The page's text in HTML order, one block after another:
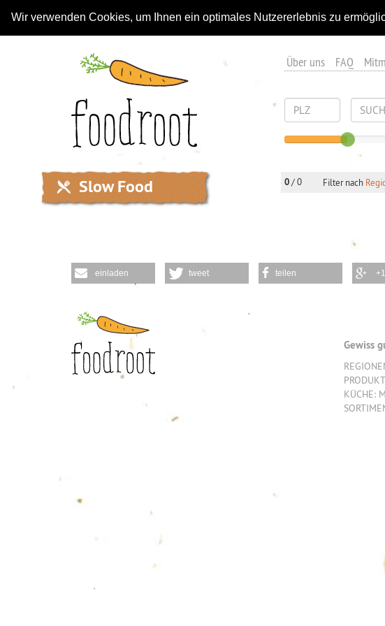
Wir verwenden Cookies, um Ihnen ein optimales Nutzererlebnis zu
Über uns FAQ
Slow Food 0/ 0 Filter nach
einladen tweet teilen +1
Gewiss